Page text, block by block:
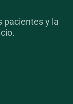
pacientes y la